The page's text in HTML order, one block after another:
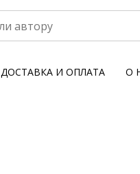
ДОСТАВКА И ОПЛАТА О